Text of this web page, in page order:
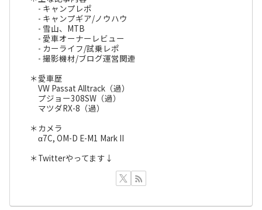
- キャンプレポ
- キャンプギア/ノウハウ
- 雪山、MTB
- 愛車オーナーレビュー
- カーライフ/試乗レポ
- 撮影機材/ブログ運営関連
＊愛車歴
VW Passat Alltrack（過）
プジョー308SW（過）
マツダRX-8（過）
＊カメラ
α7C, OM-D E-M1 Mark II
＊Twitterやってます↓